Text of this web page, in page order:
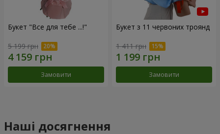
Букет "Все для тебе ...!"
5 199 грн
Замовити
Букет з 11 червоних троянд
1 411 грн
Замовити
Наші досягнення